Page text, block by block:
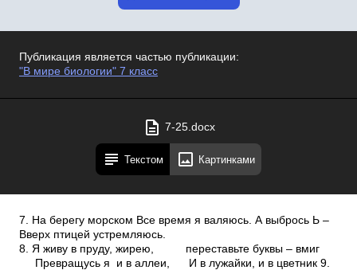
Публикация является частью публикации:
"В мире биологии" 7 класс
7-25.docx
Текстом Картинками
7. На берегу морском Все время я валяюсь. А выбрось Ь –
Вверх птицей устремляюсь.
8. Я живу в пруду, жирею, переставьте буквы – вмиг
Превращусь я и в аллеи, И в лужайки, и в цветник 9.